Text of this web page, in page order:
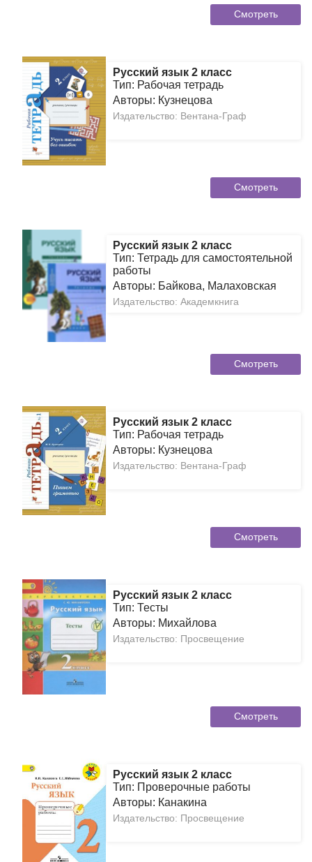
Смотреть
Русский язык 2 класс
Тип: Рабочая тетрадь
Авторы: Кузнецова
Издательство: Вентана-Граф
Смотреть
Русский язык 2 класс
Тип: Тетрадь для самостоятельной
работы
Авторы: Байкова, Малаховская
Издательство: Академкнига
Смотреть
Русский язык 2 класс
Тип: Рабочая тетрадь
Авторы: Кузнецова
Издательство: Вентана-Граф
Смотреть
Русский язык 2 класс
Тип: Тесты
Авторы: Михайлова
Издательство: Просвещение
Смотреть
Русский язык 2 класс
Тип: Проверочные работы
Авторы: Канакина
Издательство: Просвещение